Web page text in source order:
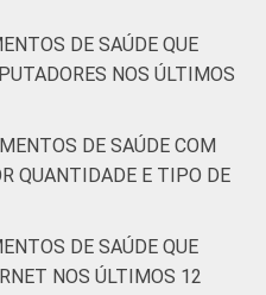
Serviço de
terapia
Não UBS 86
DE SAÚDE QUE
NOS ÚLTIMOS
DE SAÚDE COM
QUANTIDADE E TIPO DE
DE SAÚDE QUE
NOS ÚLTIMOS 12